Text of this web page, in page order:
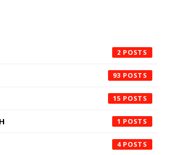
2
93
15
1
4